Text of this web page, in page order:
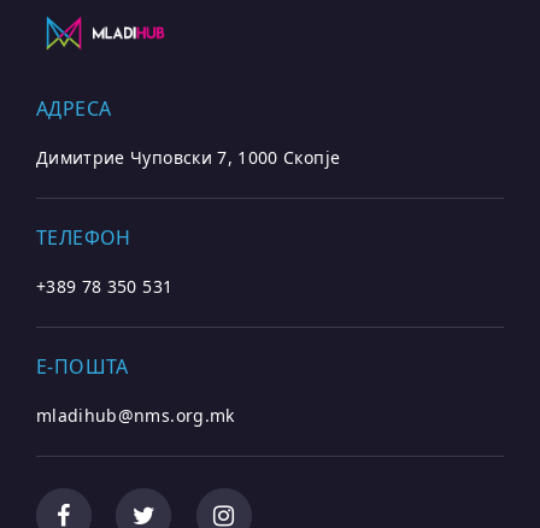
АДРЕСА
Димитрие Чуповски 7, 1000 Скопје
ТЕЛЕФОН
+389 78 350 531
E-ПОШТА
mladihub@nms.org.mk